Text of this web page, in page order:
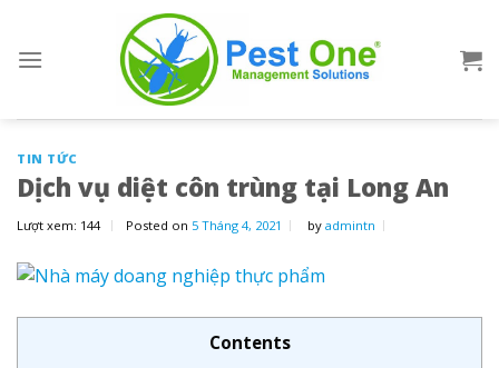
content
TIN TỨC
Dịch vụ diệt côn trùng tại Long An
Lượt xem: 144 Posted on 5 Tháng 4, 2021 by admintn
Contents